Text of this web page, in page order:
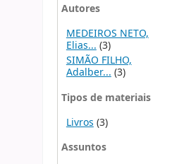
Autores
MEDEIROS NETO,
Elias... (3)
SIMÃO FILHO,
Adalber...(3)
Tipos de materiais
Livros (3)
Assuntos